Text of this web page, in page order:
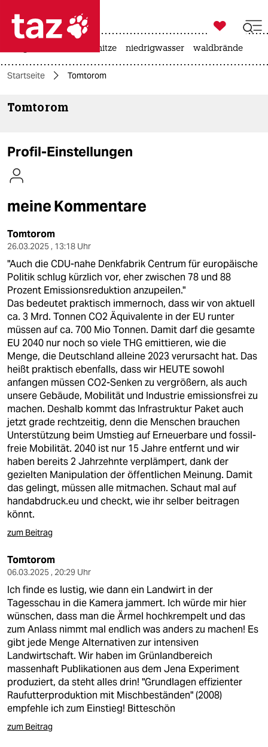
 taz zahl ich
taz zahl ich
themen
kultur
sport
berlin
nord
wahrheit
verlag
verlag
veranstaltungen
shop
fragen & hilfe
unterstützen
abo
genossenschaft
epaper login

taz zahl ich
hitze niedrigwasser waldbrände
Startseite Tomtorom
Tomtorom
Profil-Einstellungen
meine Kommentare
Tomtorom
26.03.2025 , 13:18 Uhr
"Auch die CDU-nahe Denkfabrik Centrum für europäische
Politik schlug kürzlich vor, eher zwischen 78 und 88
Prozent Emissionsreduktion anzupeilen."
Das bedeutet praktisch immernoch, dass wir von aktuell
ca. 3 Mrd. Tonnen CO2 Äquivalente in der EU runter
müssen auf ca. 700 Mio Tonnen. Damit darf die gesamte
EU 2040 nur noch so viele THG emittieren, wie die
Menge, die Deutschland alleine 2023 verursacht hat. Das
heißt praktisch ebenfalls, dass wir HEUTE sowohl
anfangen müssen CO2-Senken zu vergrößern, als auch
unsere Gebäude, Mobilität und Industrie emissionsfrei zu
machen. Deshalb kommt das Infrastruktur Paket auch
jetzt grade rechtzeitig, denn die Menschen brauchen
Unterstützung beim Umstieg auf Erneuerbare und fossil-
freie Mobilität. 2040 ist nur 15 Jahre entfernt und wir
haben bereits 2 Jahrzehnte verplämpert, dank der
gezielten Manipulation der öffentlichen Meinung. Damit
das gelingt, müssen alle mitmachen. Schaut mal auf
handabdruck.eu und checkt, wie ihr selber beitragen
könnt.
zum Beitrag
Tomtorom
06.03.2025 , 20:29 Uhr
Ich finde es lustig, wie dann ein Landwirt in der
Tagesschau in die Kamera jammert. Ich würde mir hier
wünschen, dass man die Ärmel hochkrempelt und das
zum Anlass nimmt mal endlich was anders zu machen! Es
gibt jede Menge Alternativen zur intensiven
Landwirtschaft. Wir haben im Grünlandbereich
massenhaft Publikationen aus dem Jena Experiment
produziert, da steht alles drin! "Grundlagen effizienter
Raufutterproduktion mit Mischbeständen" (2008)
empfehle ich zum Einstieg! Bitteschön
zum Beitrag